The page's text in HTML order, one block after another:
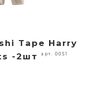
Tape Harry
-2шт
арт. 0051